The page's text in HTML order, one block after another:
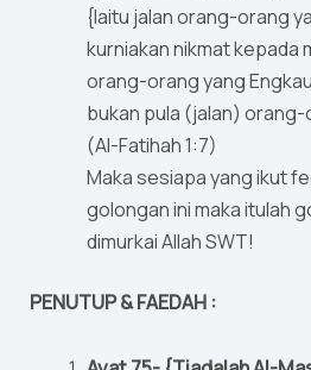
{Iaitu jalan orang-orang
kurniakan nikmat kepada
orang-orang yang
bukan pula (jalan)
(Al-Fatihah 1:7)
Maka sesiapa yang ikut
golongan ini maka itulah
dimurkai Allah SWT!
PENUTUP & FAEDAH :